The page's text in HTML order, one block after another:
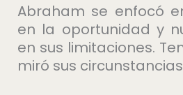
Abraham se enfocó
en la oportunidad y
en sus limitaciones.
miró sus